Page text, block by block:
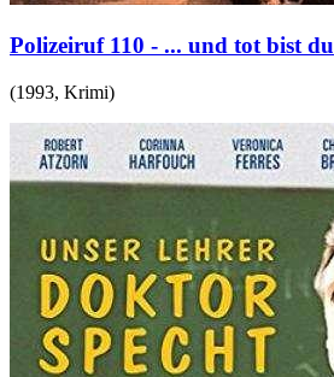
Polizeiruf 110 - ... und tot bist du
(1993, Krimi)